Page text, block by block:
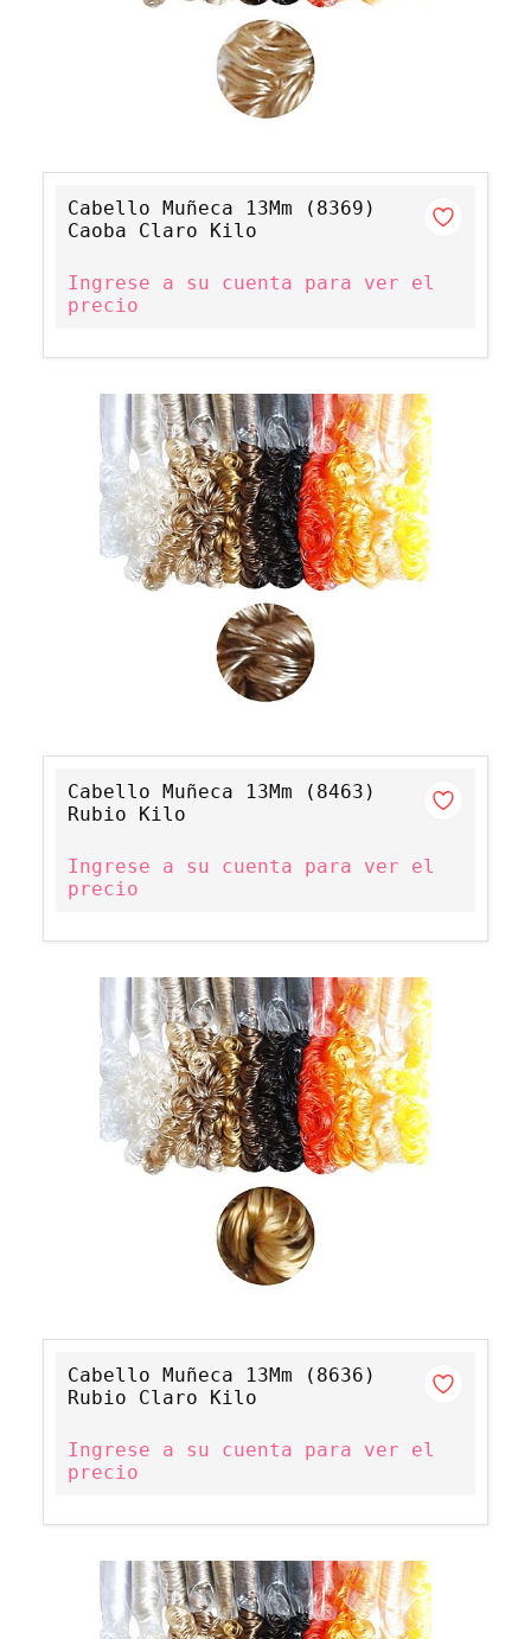
Cabello Muñeca 13Mm (8369)
Caoba Claro Kilo
Ingrese a su cuenta para ver el
precio
Cabello Muñeca 13Mm (8463)
Rubio Kilo
Ingrese a su cuenta para ver el
precio
Cabello Muñeca 13Mm (8636)
Rubio Claro Kilo
Ingrese a su cuenta para ver el
precio